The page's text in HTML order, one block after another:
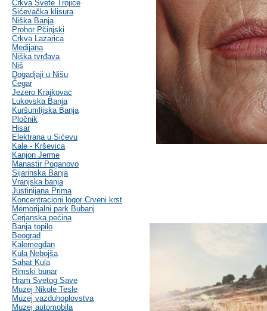
Crkva Svete Trojice
Sićevačka klisura
Niška Banja
Prohor Pčinjski
Crkva Lazarica
Medijana
Niška tvrđava
Niš
Dogadjaji u Nišu
Čegar
Jezero Krajkovac
Lukovska Banja
Kuršumlijska Banja
Pločnik
Hisar
Elektrana u Sićevu
Kale - Krševica
Kanjon Jerme
Manastir Poganovo
Sijarinska Banja
Vranjska banja
Justinijana Prima
Koncentracioni logor Crveni krst
Memorijalni park Bubanj
Cerjanska pećina
Banja topilo
Beograd
Kalemegdan
Kula Nebojša
Sahat Kula
Rimski bunar
Hram Svetog Save
Muzej Nikole Tesle
Muzej vazduhoplovstva
Muzej automobila